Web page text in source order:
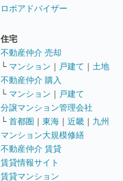
ロボアドバイザー
住宅
不動産仲介 売却
└ マンション ｜ 戸建て ｜ 土地
不動産仲介 購入
└ マンション ｜ 戸建て
分譲マンション管理会社
└ 首都圏 ｜ 東海 ｜ 近畿 ｜ 九州
マンション大規模修繕
不動産仲介 賃貸
賃貸情報サイト
賃貸マンション